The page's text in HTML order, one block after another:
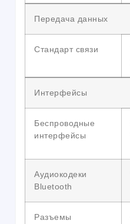
Передача данных
Стандарт связи
Интерфейсы
Беспроводные
интерфейсы
Аудиокодеки
Bluetooth
Разъемы